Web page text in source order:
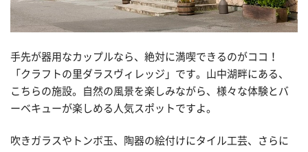
手先が器用なカップルなら、絶対に満喫できるのがココ！
「クラフトの里ダラスヴィレッジ」です。山中湖畔にある、
こちらの施設。自然の風景を楽しみながら、様々な体験とバ
ーベキューが楽しめる人気スポットですよ。
吹きガラスやトンボ玉、陶器の絵付けにタイル工芸、さらに